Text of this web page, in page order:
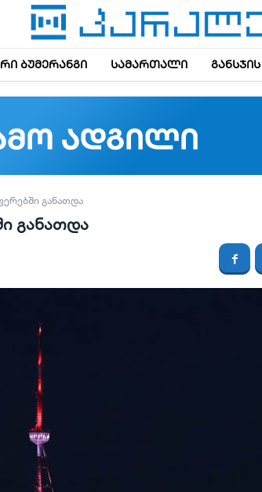
ბუმერანგი სამართალი
ᲒᲐᲜᲐᲗᲓᲐ
განათდა